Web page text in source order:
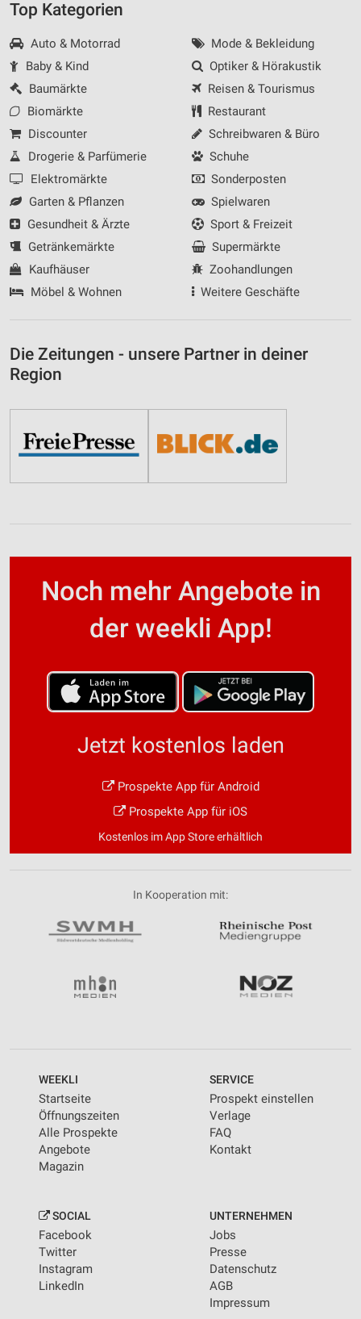
Top Kategorien
Auto & Motorrad
Baby & Kind
Baumärkte
Biomärkte
Discounter
Drogerie & Parfümerie
Elektromärkte
Garten & Pflanzen
Gesundheit & Ärzte
Getränkemärkte
Kaufhäuser
Möbel & Wohnen
Mode & Bekleidung
Optiker & Hörakustik
Reisen & Tourismus
Restaurant
Schreibwaren & Büro
Schuhe
Sonderposten
Spielwaren
Sport & Freizeit
Supermärkte
Zoohandlungen
Weitere Geschäfte
Die Zeitungen - unsere Partner in deiner
Region
Noch mehr Angebote in
der weekli App!
Jetzt kostenlos laden
Prospekte App für Android
Prospekte App für iOS
Kostenlos im App Store erhältlich
In Kooperation mit:
WEEKLI
Startseite
Öffnungszeiten
Alle Prospekte
Angebote
Magazin
SERVICE
Prospekt einstellen
Verlage
FAQ
Kontakt
SOCIAL
Facebook
Twitter
Instagram
LinkedIn
UNTERNEHMEN
Jobs
Presse
Datenschutz
AGB
Impressum